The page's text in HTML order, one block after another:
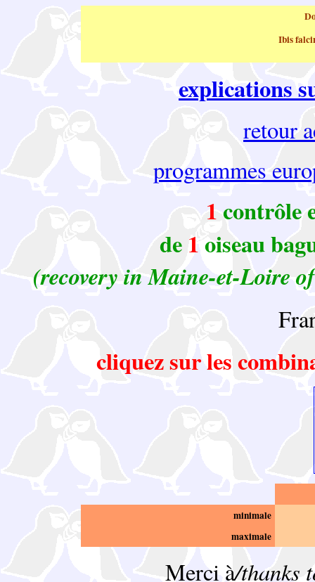
Ibis
explications
retour
programmes
1contrôle
de 1oiseau
(recovery in Maine-et-Loire
cliquez sur les
minimale
maximale
Merci à/thanks